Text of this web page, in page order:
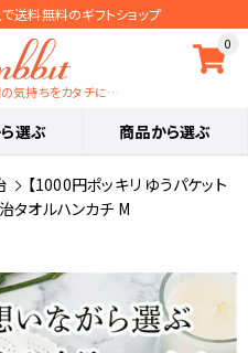
料無料のギフトショップ
0
気持ちをカタチに…
選ぶ 商品から選ぶ
【1000円ポッキリ ゆうパケット
タオルハンカチ M